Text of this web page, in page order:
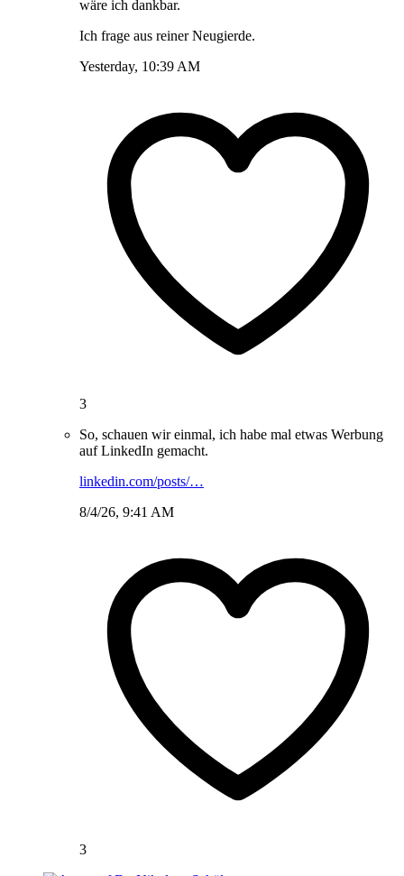
wäre ich dankbar.
Ich frage aus reiner Neugierde.
Yesterday, 10:39 AM
3
So, schauen wir einmal, ich habe mal etwas Werbung
auf LinkedIn gemacht.
linkedin.com/posts/…
8/4/26, 9:41 AM
3